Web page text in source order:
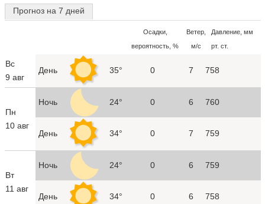
Прогноз на 7 дней
Осадки,
вероятность, %
Ветер,
м/с
Давление, мм
рт. ст.
Вс
9 авг
День 35° 0 7 758
Пн
10 авг
Ночь 24° 0 6 760
День 34° 0 7 759
Вт
11 авг
Ночь 24° 0 6 759
День 34° 0 6 758